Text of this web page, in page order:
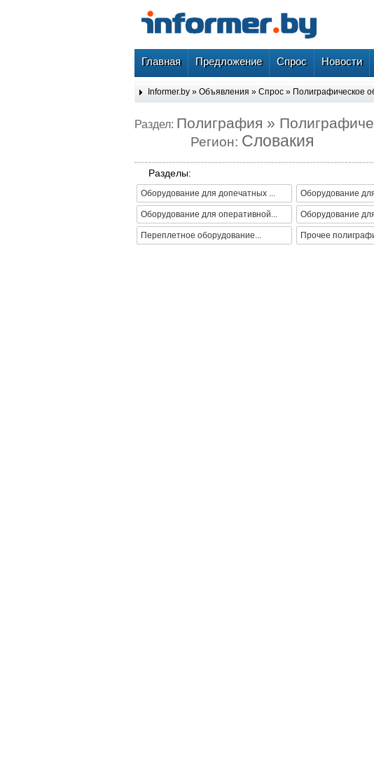
Главная Предложение Спрос Новости
Informer.by » Объявления » Спрос » Полиграфическое
Раздел: Полиграфия »
Регион: Словакия
Разделы:
Оборудование для допечатных ... Оборудование
Оборудование для оперативной... Оборудование
Переплетное оборудование... Прочее